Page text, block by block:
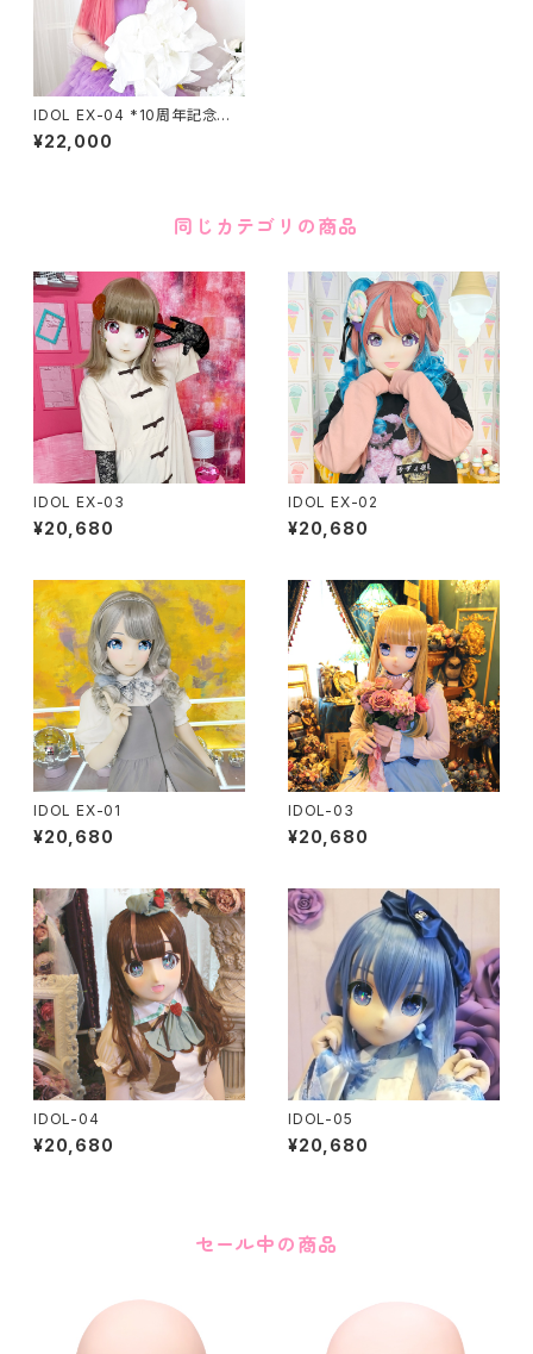
IDOL EX-04 *10周年記念親
方* 公式HP通販限定
¥22,000
同じカテゴリの商品
IDOL EX-03
¥20,680
IDOL EX-02
¥20,680
IDOL EX-01
¥20,680
IDOL-03
¥20,680
IDOL-04
¥20,680
IDOL-05
¥20,680
セール中の商品